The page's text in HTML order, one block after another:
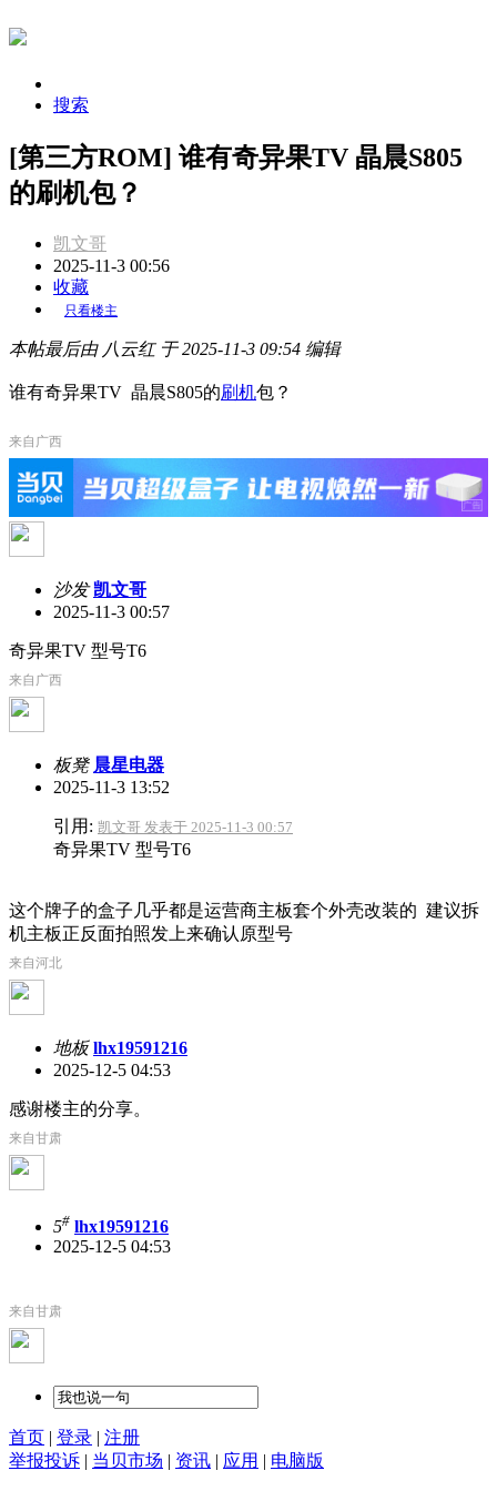
搜索
[第三方ROM] 谁有奇异果TV 晶晨S805
的刷机包？
凯文哥
2025-11-3 00:56
收藏
只看楼主
本帖最后由 八云红 于 2025-11-3 09:54 编辑
谁有奇异果TV 晶晨S805的刷机包？
来自广西
沙发 凯文哥
2025-11-3 00:57
奇异果TV 型号T6
来自广西
板凳 晨星电器
2025-11-3 13:52
引用: 凯文哥 发表于 2025-11-3 00:57
奇异果TV 型号T6
这个牌子的盒子几乎都是运营商主板套个外壳改装的 建议拆
机主板正反面拍照发上来确认原型号
来自河北
地板 lhx19591216
2025-12-5 04:53
感谢楼主的分享。
来自甘肃
5# lhx19591216
2025-12-5 04:53
来自甘肃
首页 | 登录 | 注册
举报投诉 | 当贝市场 | 资讯 | 应用 | 电脑版